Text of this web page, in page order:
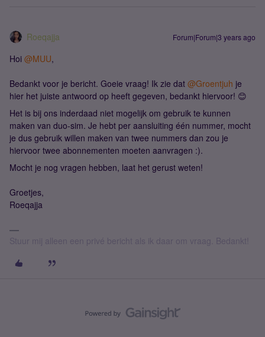
Roeqajja Forum|Forum|3 years ago
Hoi @MUU,
Bedankt voor je bericht. Goeie vraag! Ik zie dat @Groentjuh je
hier het juiste antwoord op heeft gegeven, bedankt hiervoor! 😊
Het is bij ons inderdaad niet mogelijk om gebruik te kunnen
maken van duo-sim. Je hebt per aansluiting één nummer, mocht
je dus gebruik willen maken van twee nummers dan zou je
hiervoor twee abonnementen moeten aanvragen :).
Mocht je nog vragen hebben, laat het gerust weten!
Groetjes,
Roeqajja
Stuur mij alleen een privé bericht als ik daar om vraag. Bedankt!